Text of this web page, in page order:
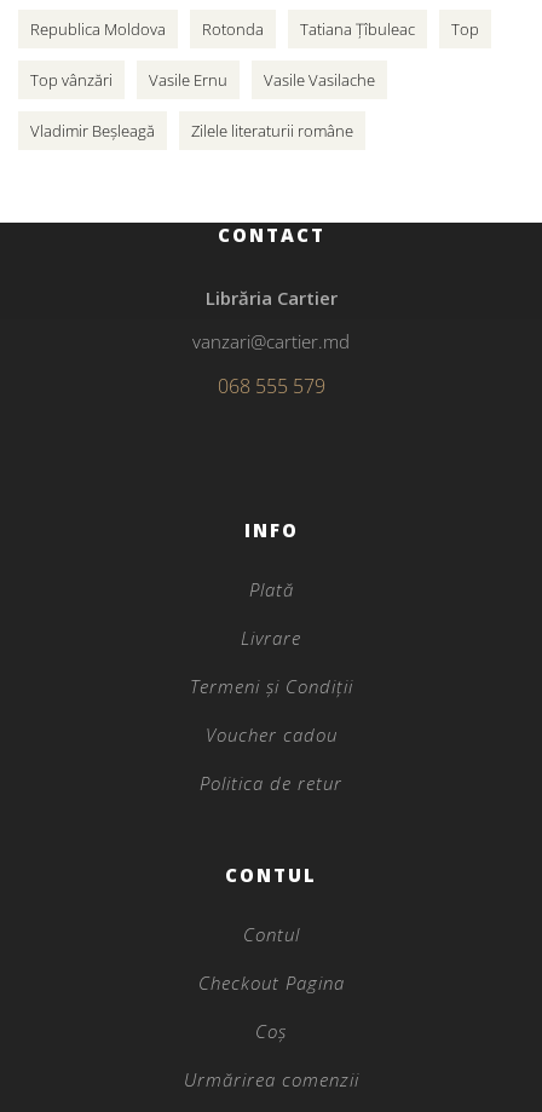
Republica Moldova Rotonda Tatiana Țîbuleac Top
Top vânzări Vasile Ernu Vasile Vasilache
Vladimir Beșleagă Zilele literaturii române
CONTACT
Librăria Cartier
vanzari@cartier.md
068 555 579
INFO
Plată
Livrare
Termeni și Condiții
Voucher cadou
Politica de retur
CONTUL
Contul
Checkout Pagina
Coș
Urmărirea comenzii